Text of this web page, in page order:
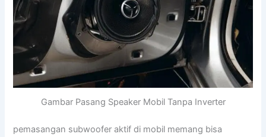
Gambar Pasang Speaker Mobil Tanpa Inverter
pemasangan subwoofer aktif di mobil memang bisa